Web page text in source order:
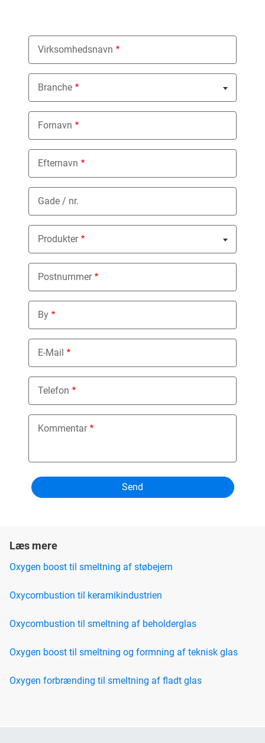
Virksomhedsnavn
Branche
Nothing selected
Fornavn
Efternavn
Gade / nr.
Produkter
Nothing selected
Postnummer
By
E-Mail
Telefon
Kommentar
Læs mere
Oxygen boost til smeltning af støbejern
Oxycombustion til keramikindustrien
Oxycombustion til smeltning af beholderglas
Oxygen boost til smeltning og formning af teknisk glas
Oxygen forbrænding til smeltning af fladt glas